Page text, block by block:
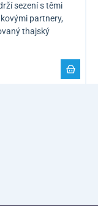
sezení s těmi
partnery,
thajský